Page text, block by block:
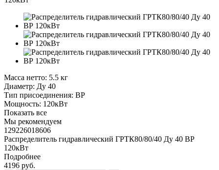
Масса нетто: 5.5 кг
Диаметр: Ду 40
Тип присоединения: ВР
Мощность: 120кВт
Показать все
Мы рекомендуем
129226018606
Распределитель гидравлический ГРТК80/80/40 Ду 40 ВР
120кВт
Подробнее
4196 руб.